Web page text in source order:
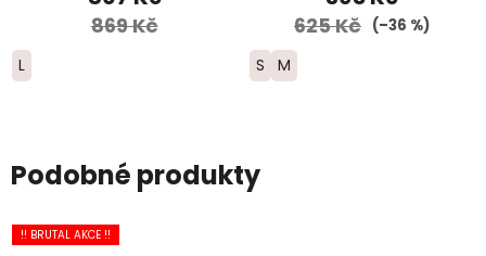
869 Kč
L
625 Kč (–36 %)
S M
Podobné produkty
!! BRUTAL AKCE !!